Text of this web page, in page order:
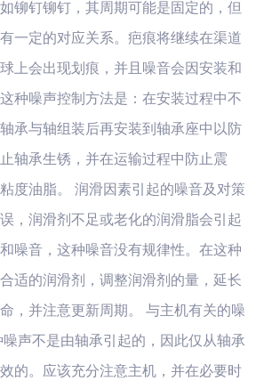
铆钉铆钉，其周期可能是固定的，但
一定的对应关系。疤痕将继续在渠道
上会出现划痕，并且噪音会因安装和
种噪声控制方法是：在安装过程中不
承与轴组装后再安装到轴承座中以防
轴承生锈，并在运输过程中防止震
度油脂。 润滑因素引起的噪音及对策
，润滑剂不足或老化的润滑脂会引起
噪音，这种噪音没有规律性。在这种
适的润滑剂，调整润滑剂的量，延长
，并注意更新周期。 与主机有关的噪
声不是由轴承引起的，因此仅从轴承
的。应该充分注意主机，并在必要时